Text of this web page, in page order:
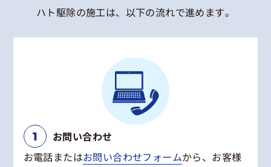
ハト駆除の施工は、以下の流れで進めます。
お問い合わせ
お電話またはお問い合わせフォームから、お客様